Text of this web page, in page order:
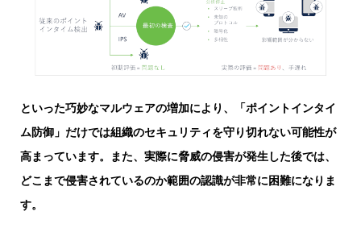
といった巧妙なマルウェアの増加により、「ポイントインタイ
ム防御」だけでは組織のセキュリティを守り切れない可能性が
高まっています。また、実際に脅威の侵害が発生した後では、
どこまで侵害されているのか範囲の認識が非常に困難になりま
す。